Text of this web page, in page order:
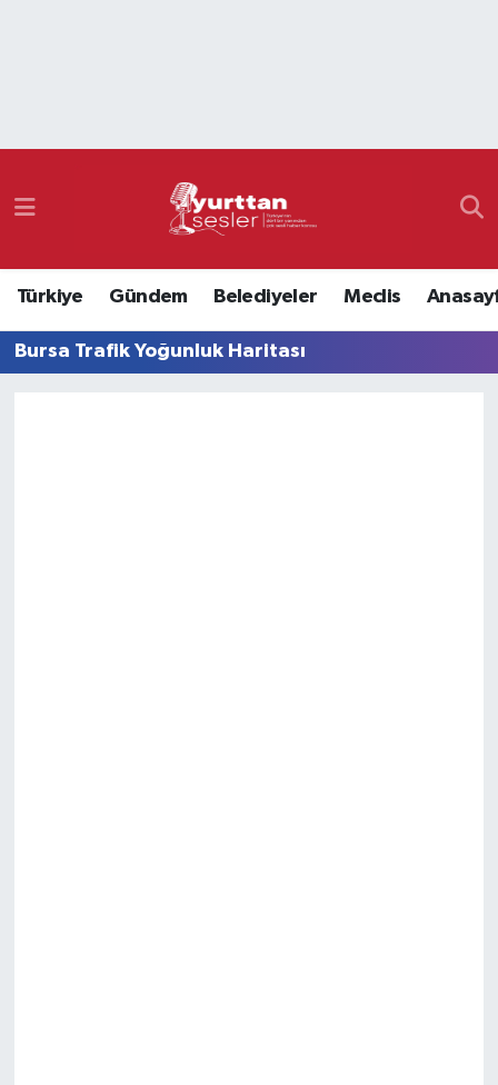
Türkiye Gündem Belediyeler Meclis
Bursa Trafik Yoğunluk Haritası
Namaz Vakitleri
Süper Lig Puan Durumu ve Fikstür